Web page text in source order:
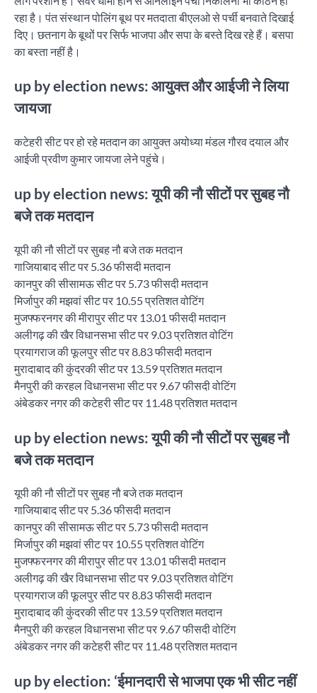
रहा है। पंत संस्थान पोलिंग बूथ पर मतदाता बीएलओ से पर्ची बनवाते दिखाई
दिए। छतनाग के बूथों पर सिर्फ भाजपा और सपा के बस्ते दिख रहे हैं। बसपा
का बस्ता नहीं है।
up by election news: आयुक्त और आईजी ने लिया
जायजा
कटेहरी सीट पर हो रहे मतदान का आयुक्त अयोध्या मंडल गौरव दयाल और
आईजी प्रवीण कुमार जायजा लेने पहुंचे।
up by election news: यूपी की नौ सीटों पर सुबह नौ
बजे तक मतदान
यूपी की नौ सीटों पर सुबह नौ बजे तक मतदान
गाजियाबाद सीट पर 5.36 फीसदी मतदान
कानपुर की सीसामऊ सीट पर 5.73 फीसदी मतदान
मिर्जापुर की मझवां सीट पर 10.55 प्रतिशत वोटिंग
मुजफ्फरनगर की मीरापुर सीट पर 13.01 फीसदी मतदान
अलीगढ़ की खैर विधानसभा सीट पर 9.03 प्रतिशत वोटिंग
प्रयागराज की फूलपुर सीट पर 8.83 फीसदी मतदान
मुरादाबाद की कुंदरकी सीट पर 13.59 प्रतिशत मतदान
मैनपुरी की करहल विधानसभा सीट पर 9.67 फीसदी वोटिंग
अंबेडकर नगर की कटेहरी सीट पर 11.48 प्रतिशत मतदान
up by election news: यूपी की नौ सीटों पर सुबह नौ
बजे तक मतदान
यूपी की नौ सीटों पर सुबह नौ बजे तक मतदान
गाजियाबाद सीट पर 5.36 फीसदी मतदान
कानपुर की सीसामऊ सीट पर 5.73 फीसदी मतदान
मिर्जापुर की मझवां सीट पर 10.55 प्रतिशत वोटिंग
मुजफ्फरनगर की मीरापुर सीट पर 13.01 फीसदी मतदान
अलीगढ़ की खैर विधानसभा सीट पर 9.03 प्रतिशत वोटिंग
प्रयागराज की फूलपुर सीट पर 8.83 फीसदी मतदान
मुरादाबाद की कुंदरकी सीट पर 13.59 प्रतिशत मतदान
मैनपुरी की करहल विधानसभा सीट पर 9.67 फीसदी वोटिंग
अंबेडकर नगर की कटेहरी सीट पर 11.48 प्रतिशत मतदान
up by election: ‘ईमानदारी से भाजपा एक भी सीट नहीं